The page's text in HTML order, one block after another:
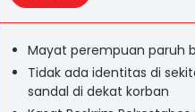
Mayat perempuan paruh
Tidak ada identitas di
sandal di dekat korban